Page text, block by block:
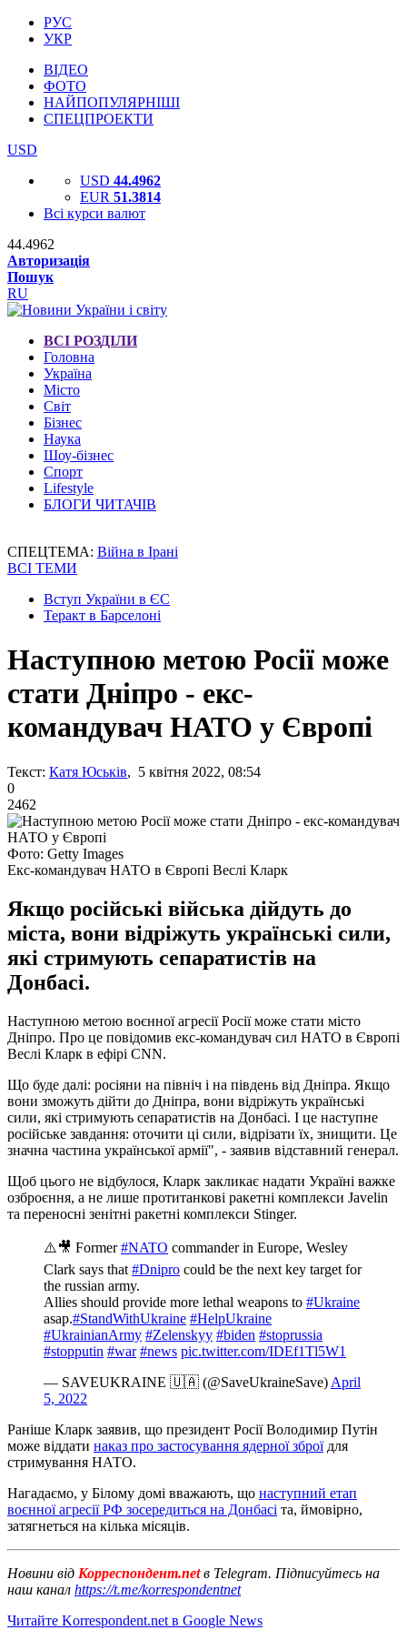
РУС
УКР
ВІДЕО
ФОТО
НАЙПОПУЛЯРНІШІ
СПЕЦПРОЕКТИ
USD
USD 44.4962
EUR 51.3814
Всі курси валют
44.4962
Авторизація
Пошук
RU
ВСІ РОЗДІЛИ
Головна
Україна
Місто
Світ
Бізнес
Наука
Шоу-бізнес
Спорт
Lifestyle
БЛОГИ ЧИТАЧІВ
СПЕЦТЕМА: Війна в Ірані
ВСІ ТЕМИ
Вступ України в ЄС
Теракт в Барселоні
Наступною метою Росії може
стати Дніпро - екс-
командувач НАТО у Європі
Текст: Катя Юськів, 5 квітня 2022, 08:54
0
2462
Фото: Getty Images
Екс-командувач НАТО в Європі Веслі Кларк
Якщо російські війська дійдуть до
міста, вони відріжуть українські сили,
які стримують сепаратистів на
Донбасі.
Наступною метою воєнної агресії Росії може стати місто
Дніпро. Про це повідомив екс-командувач сил НАТО в Європі
Веслі Кларк в ефірі CNN.
Що буде далі: росіяни на північ і на південь від Дніпра. Якщо
вони зможуть дійти до Дніпра, вони відріжуть українські
сили, які стримують сепаратистів на Донбасі. І це наступне
російське завдання: оточити ці сили, відрізати їх, знищити. Це
значна частина української армії", - заявив відставний генерал.
Щоб цього не відбулося, Кларк закликає надати Україні важке
озброєння, а не лише протитанкові ракетні комплекси Javelin
та переносні зенітні ракетні комплекси Stinger.
⚠️🎥 Former#NATO commander in Europe, Wesley
Clark says that #Dnipro could be the next key target for
the russian army.
Allies should provide more lethal weapons to #Ukraine
asap.#StandWithUkraine #HelpUkraine
#UkrainianArmy #Zelenskyy #biden #stoprussia
#stopputin #war #news pic.twitter.com/IDEf1Tl5W1
— SAVEUKRAINE 🇺🇦 (@SaveUkraineSave) April
5, 2022
Раніше Кларк заявив, що президент Росії Володимир Путін
може віддати наказ про застосування ядерної зброїдля
стримування НАТО.
Нагадаємо, у Білому домі вважають, що наступний етап
воєнної агресії РФ зосередиться на Донбасі та, ймовірно,
затягнеться на кілька місяців.
Новини від Корреспондент.netв Telegram. Підписуйтесь на
наш канал https://t.me/korrespondentnet
Читайте Korrespondent.net в Google News